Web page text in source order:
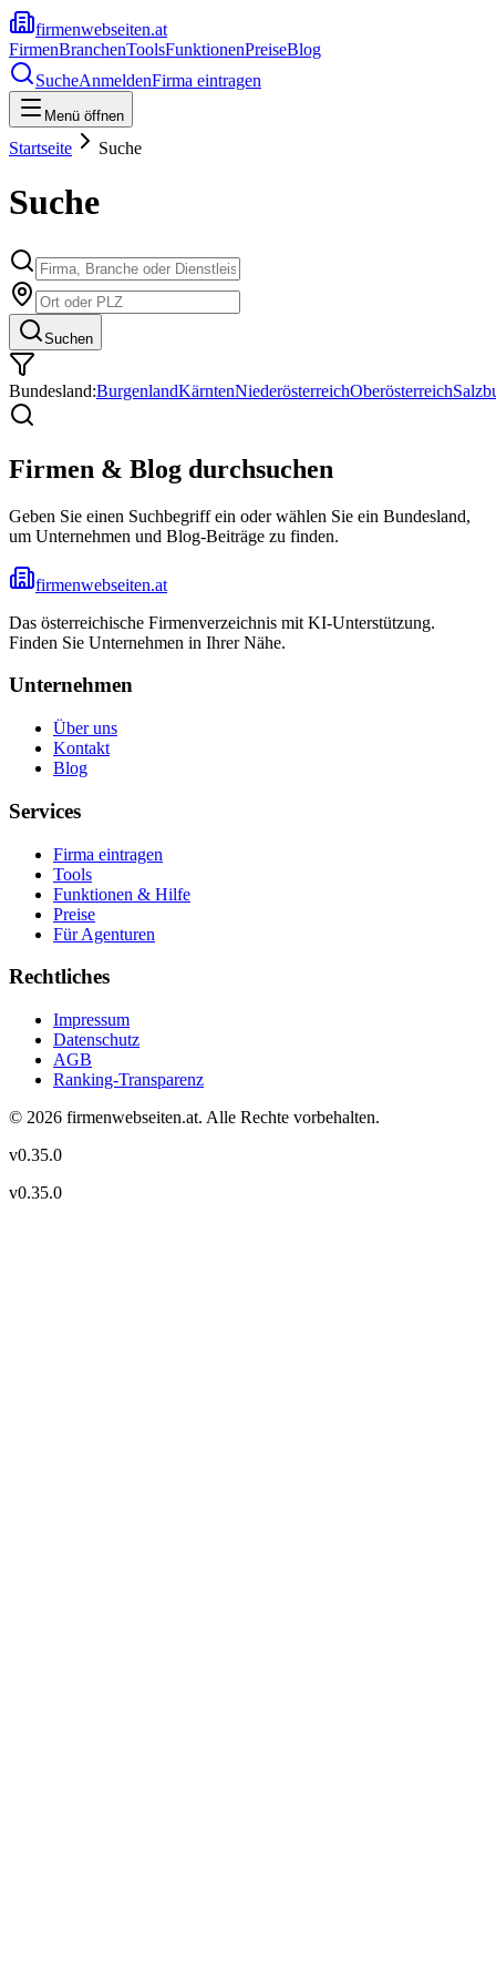
firmenwebseiten.at
FirmenBranchenToolsFunktionenPreiseBlog
SucheAnmeldenFirma eintragen
Menü öffnen
Startseite Suche
Suche
Suchen
Bundesland:BurgenlandKärntenNiederösterreichOberösterreich
Firmen & Blog durchsuchen
Geben Sie einen Suchbegriff ein oder wählen Sie ein Bundesland,
um Unternehmen und Blog-Beiträge zu finden.
firmenwebseiten.at
Das österreichische Firmenverzeichnis mit KI-Unterstützung.
Finden Sie Unternehmen in Ihrer Nähe.
Unternehmen
Über uns
Kontakt
Blog
Services
Firma eintragen
Tools
Funktionen & Hilfe
Preise
Für Agenturen
Rechtliches
Impressum
Datenschutz
AGB
Ranking-Transparenz
© 2026 firmenwebseiten.at. Alle Rechte vorbehalten.
v0.35.0
v0.35.0